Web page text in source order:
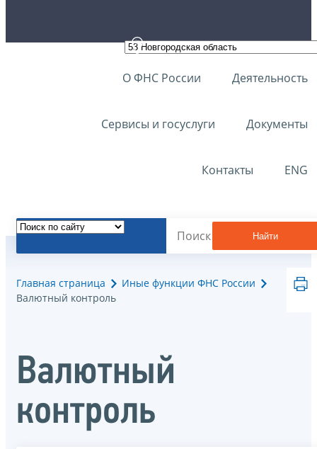
О ФНС России Деятельность
Сервисы и госуслуги Документы
Контакты ENG
Найти
Главная страница
Иные функции ФНС России
Валютный контроль
Валютный
контроль